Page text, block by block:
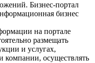
Бизнес-портал
бизнес
на портале
размещать
и услугах,
компании, осуществлять